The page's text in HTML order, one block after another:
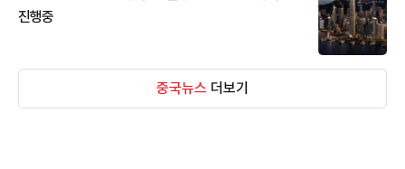
진행중
중국뉴스 더보기